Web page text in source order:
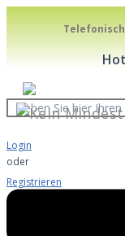
Skip
to
content
Geben
hier
Ihren
Suchbegriff
Login
oder
Registrieren
Warenkorb